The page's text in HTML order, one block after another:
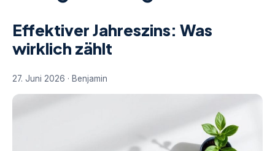
Effektiver Jahreszins: Was
wirklich zählt
27. Juni 2026 · Benjamin